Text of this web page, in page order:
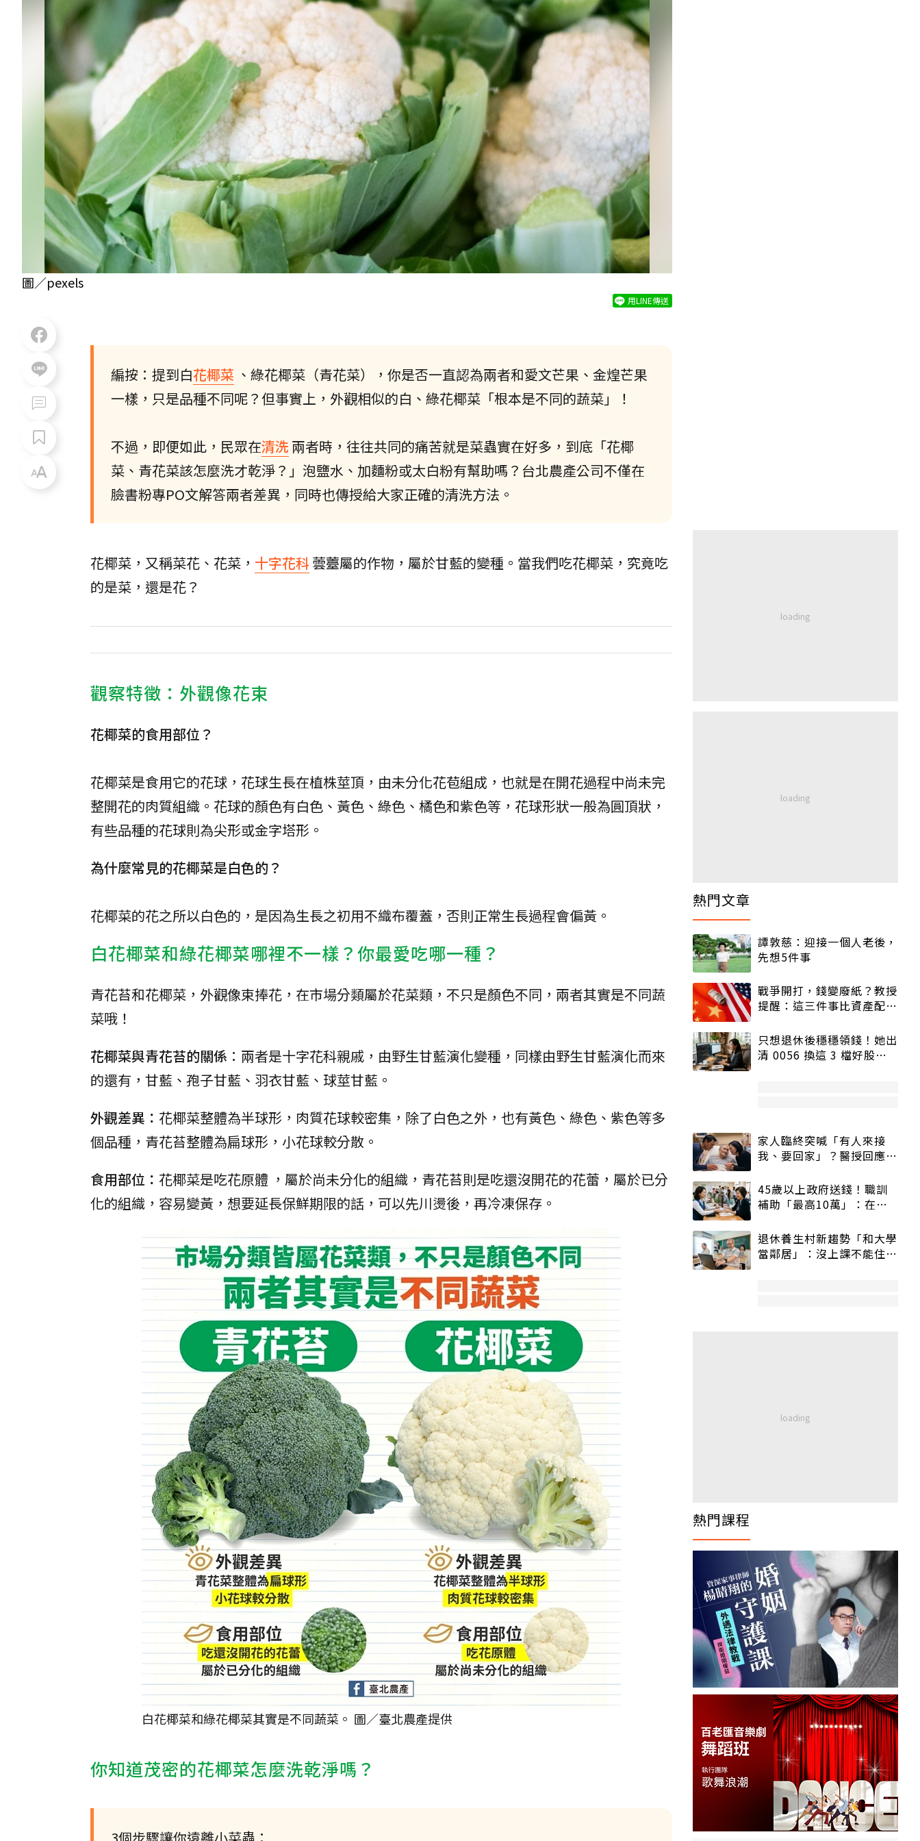
圖／pexels
用LINE傳送
編按：提到白花椰菜 、綠花椰菜（青花菜），你是否一直認為兩者和愛文芒果、金煌芒果
一樣，只是品種不同呢？但事實上，外觀相似的白、綠花椰菜「根本是不同的蔬菜」！
不過，即便如此，民眾在清洗 兩者時，往往共同的痛苦就是菜蟲實在好多，到底「花椰
菜、青花菜該怎麼洗才乾淨？」泡鹽水、加麵粉或太白粉有幫助嗎？台北農產公司不僅在
臉書粉專PO文解答兩者差異，同時也傳授給大家正確的清洗方法。
花椰菜，又稱菜花、花菜， 十字花科蕓薹屬的作物，屬於甘藍的變種。當我們吃花椰菜，究竟吃
的是菜，還是花？
觀察特徵：外觀像花束
花椰菜的食用部位？
花椰菜是食用它的花球，花球生長在植株莖頂，由未分化花苞組成，也就是在開花過程中尚未完
整開花的肉質組織。花球的顏色有白色、黃色、綠色、橘色和紫色等，花球形狀一般為圓頂狀，
有些品種的花球則為尖形或金字塔形。
為什麼常見的花椰菜是白色的？
花椰菜的花之所以白色的，是因為生長之初用不織布覆蓋，否則正常生長過程會偏黃。
白花椰菜和綠花椰菜哪裡不一樣？你最愛吃哪一種？
青花苔和花椰菜，外觀像束捧花，在市場分類屬於花菜類，不只是顏色不同，兩者其實是不同蔬
菜哦！
花椰菜與青花苔的關係 ：兩者是十字花科親戚，由野生甘藍演化變種，同樣由野生甘藍演化而來
的還有，甘藍、孢子甘藍、羽衣甘藍、球莖甘藍。
外觀差異： 花椰菜整體為半球形，肉質花球較密集，除了白色之外，也有黃色、綠色、紫色等多
個品種，青花苔整體為扁球形，小花球較分散。
食用部位： 花椰菜是吃花原體 ，屬於尚未分化的組織，青花苔則是吃還沒開花的花蕾，屬於已分
化的組織，容易變黃，想要延長保鮮期限的話，可以先川燙後，再冷凍保存。
白花椰菜和綠花椰菜其實是不同蔬菜。 圖／臺北農產提供
你知道茂密的花椰菜怎麼洗乾淨嗎？
熱門文章
譚敦慈：迎接一個人老後，
先想5件事
戰爭開打，錢變廢紙？教授
提醒：這三件事比資產配置
只想退休後穩穩領錢！她出
清 0056 換這 3 檔好股：
家人臨終突喊「有人來接
我、要回家」？醫授回應方
45歲以上政府送錢！職訓
補助「最高10萬」：在
退休養生村新趨勢「和大學
當鄰居」：沒上課不能住、
熱門課程